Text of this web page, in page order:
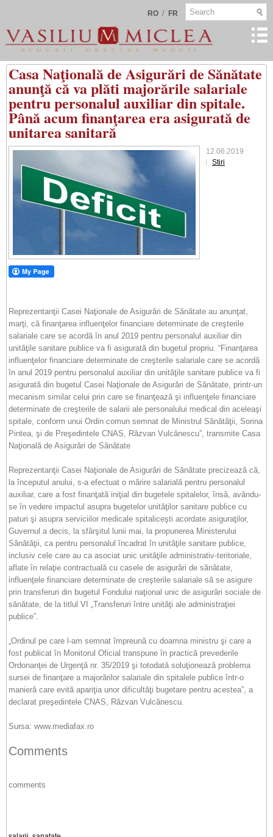
RO / FR
Casa Naţională de Asigurări de Sănătate
anunţă că va plăti majorările salariale
pentru personalul auxiliar din spitale.
Până acum finanţarea era asigurată de
unitarea sanitară
12.06.2019
Stiri
Reprezentanţii Casei Naţionale de Asigurări de Sănătate au anunţat,
marţi, că finanţarea influenţelor financiare determinate de creşterile
salariale care se acordă în anul 2019 pentru personalul auxiliar din
unităţile sanitare publice va fi asigurată din bugetul propriu. “Finanţarea
influenţelor financiare determinate de creşterile salariale care se acordă
în anul 2019 pentru personalul auxiliar din unităţile sanitare publice va fi
asigurată din bugetul Casei Naţionale de Asigurări de Sănătate, printr-un
mecanism similar celui prin care se finanţează şi influenţele financiare
determinate de creşterile de salarii ale personalului medical din aceleaşi
spitale, conform unui Ordin comun semnat de Ministrul Sănătăţii, Sorina
Pintea, şi de Preşedintele CNAS, Răzvan Vulcănescu”, transmite Casa
Naţională de Asigurări de Sănătate
Reprezentanţii Casei Naţionale de Asigurări de Sănătate precizează că,
la începutul anului, s-a efectuat o mărire salarială pentru personalul
auxiliar, care a fost finanţată iniţial din bugetele spitalelor, însă, avându-
se în vedere impactul asupra bugetelor unităţilor sanitare publice cu
paturi şi asupra serviciilor medicale spitaliceşti acordate asiguraţilor,
Guvernul a decis, la sfârşitul lunii mai, la propunerea Ministerului
Sănătăţii, ca pentru personalul încadrat în unităţile sanitare publice,
inclusiv cele care au ca asociat unic unităţile administrativ-teritoriale,
aflate în relaţie contractuală cu casele de asigurări de sănătate,
influenţele financiare determinate de creşterile salariale să se asigure
prin transferuri din bugetul Fondului naţional unic de asigurări sociale de
sănătate, de la titlul VI „Transferuri între unităţi ale administraţiei
publice”.
„Ordinul pe care l-am semnat împreună cu doamna ministru şi care a
fost publicat în Monitorul Oficial transpune în practică prevederile
Ordonanţei de Urgenţă nr. 35/2019 şi totodată soluţionează problema
sursei de finanţare a majorărilor salariale din spitalele publice într-o
manieră care evită apariţia unor dificultăţi bugetare pentru acestea”, a
declarat preşedintele CNAS, Răzvan Vulcănescu.
Sursa: www.mediafax.ro
Comments
comments